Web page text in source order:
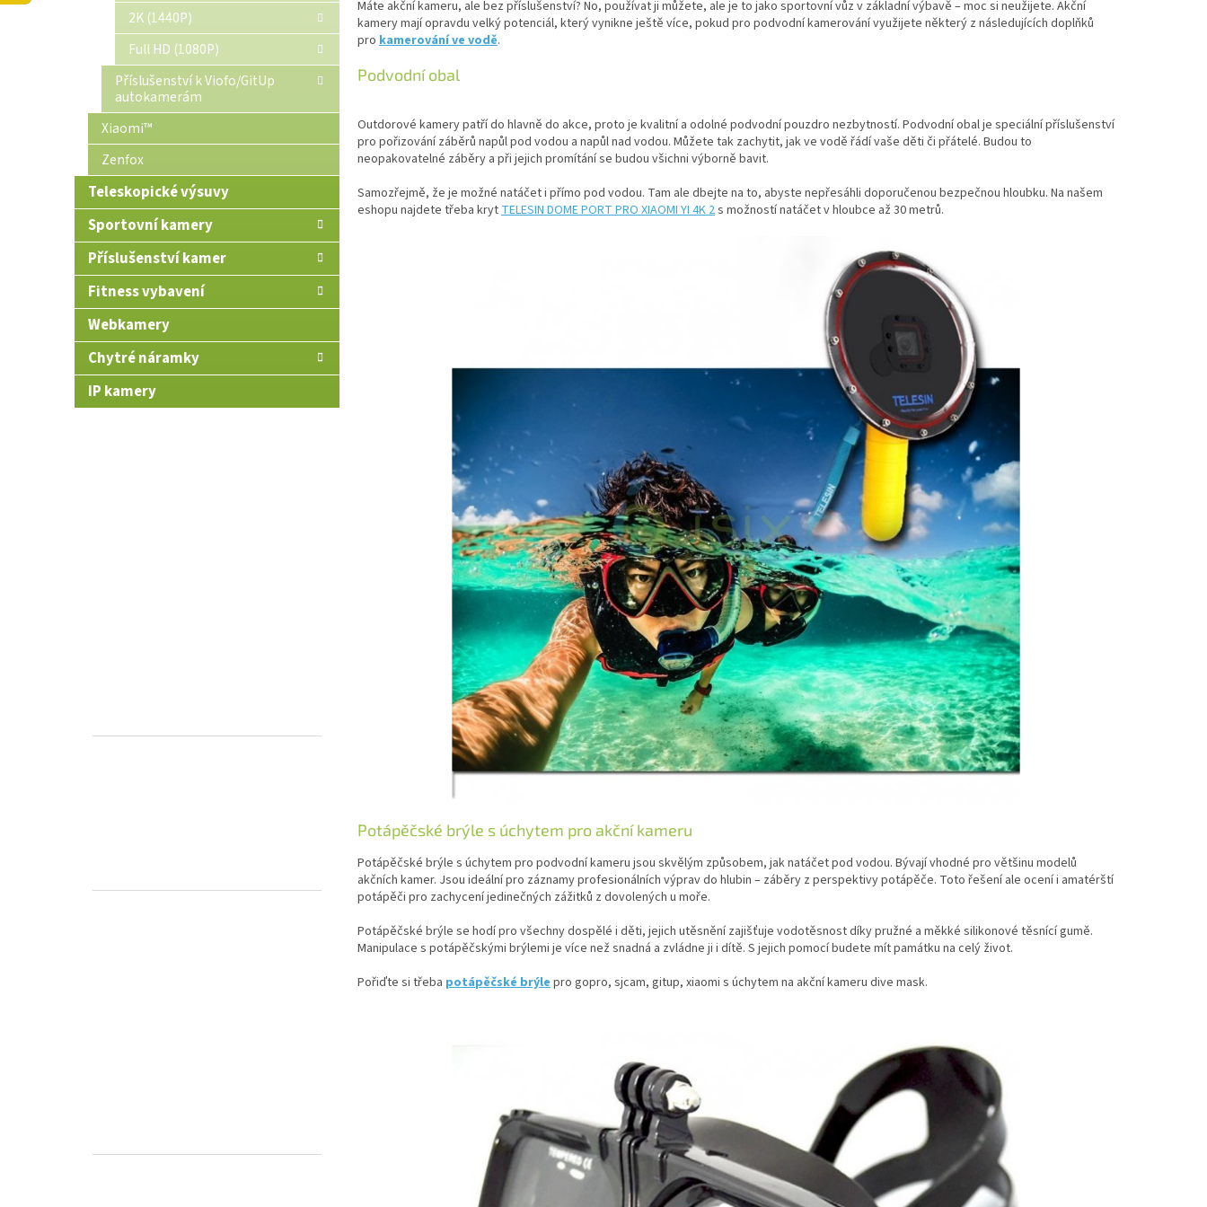
2K (1440P)
Full HD (1080P)
Příslušenství k Viofo/GitUp
autokamerám
Xiaomi™
Zenfox
Teleskopické výsuvy
Sportovní kamery
Příslušenství kamer
Fitness vybavení
Webkamery
Chytré náramky
IP kamery
Máte akční kameru, ale bez příslušenství? No, používat ji můžete, ale je to jako sportovní vůz v základní výbavě – moc si neužijete. Akční
kamery mají opravdu velký potenciál, který vynikne ještě více, pokud pro podvodní kamerování využijete některý z následujících doplňků
pro kamerování ve vodě.
Podvodní obal
Outdorové kamery patří do hlavně do akce, proto je kvalitní a odolné podvodní pouzdro nezbytností. Podvodní obal je speciální příslušenství
pro pořizování záběrů napůl pod vodou a napůl nad vodou. Můžete tak zachytit, jak ve vodě řádí vaše děti či přátelé. Budou to
neopakovatelné záběry a při jejich promítání se budou všichni výborně bavit.
Samozřejmě, že je možné natáčet i přímo pod vodou. Tam ale dbejte na to, abyste nepřesáhli doporučenou bezpečnou hloubku. Na našem
eshopu najdete třeba krytTELESIN DOME PORT PRO XIAOMI YI 4K 2s možností natáčet v hloubce až 30 metrů.
Potápěčské brýle s úchytem pro akční kameru
Potápěčské brýle s úchytem pro podvodní kameru jsou skvělým způsobem, jak natáčet pod vodou. Bývají vhodné pro většinu modelů
akčních kamer. Jsou ideální pro záznamy profesionálních výprav do hlubin – záběry z perspektivy potápěče. Toto řešení ale ocení i amatérští
potápěči pro zachycení jedinečných zážitků z dovolených u moře.
Potápěčské brýle se hodí pro všechny dospělé i děti, jejich utěsnění zajišťuje vodotěsnost díky pružné a měkké silikonové těsnící gumě.
Manipulace s potápěčskými brýlemi je více než snadná a zvládne ji i dítě. S jejich pomocí budete mít památku na celý život.
Pořiďte si třeba potápěčské brýle pro gopro, sjcam, gitup, xiaomi s úchytem na akční kameru dive mask.